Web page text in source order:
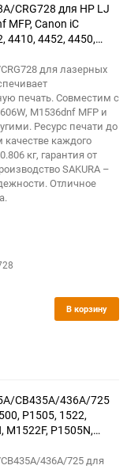
CRG728 для HP LJ
MFP, Canon iC
4410, 4452, 4450,
для лазерных
печать. Совместим с
M1536dnf MFP и
Ресурс печати до
каждого
кг, гарантия от
SAKURA –
Отличное
В корзину
CB435A/436A/725
P1505, 1522,
M1522F, P1505N,
к.
436A/725 для